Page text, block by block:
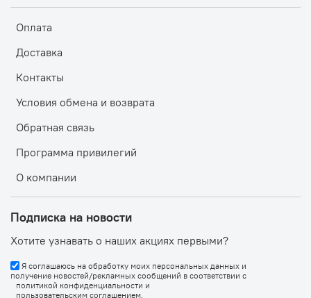
Оплата
Доставка
Контакты
Условия обмена и возврата
Обратная связь
Программа привилегий
О компании
Подписка на новости
Хотите узнавать о наших акциях первыми?
Я соглашаюсь на обработку моих персональных данных и
получение новостей/рекламных сообщений в соответствии с
политикой конфиденциальности и
пользовательским соглашением.